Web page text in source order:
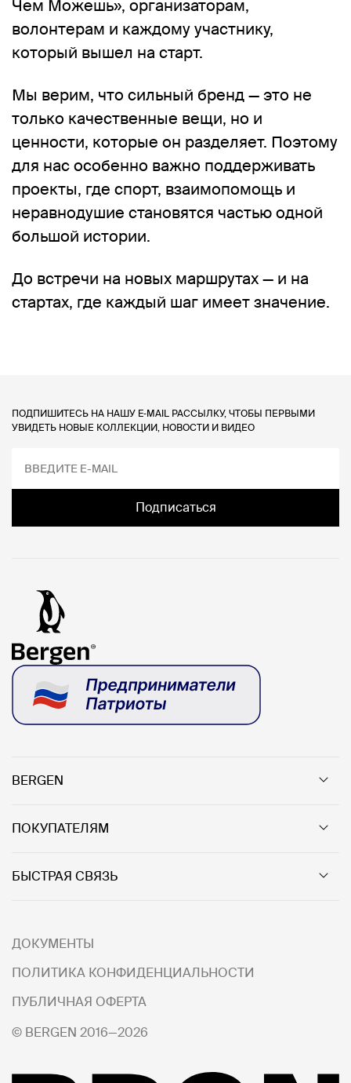
Чем Можешь», организаторам,
волонтерам и каждому участнику,
который вышел на старт.
Мы верим, что сильный бренд — это не
только качественные вещи, но и
ценности, которые он разделяет. Поэтому
для нас особенно важно поддерживать
проекты, где спорт, взаимопомощь и
неравнодушие становятся частью одной
большой истории.
До встречи на новых маршрутах — и на
стартах, где каждый шаг имеет значение.
ПОДПИШИТЕСЬ НА НАШУ E‑MAIL РАССЫЛКУ, ЧТОБЫ ПЕРВЫМИ
УВИДЕТЬ НОВЫЕ КОЛЛЕКЦИИ, НОВОСТИ И ВИДЕО
Подписаться
BERGEN
ПОКУПАТЕЛЯМ
БЫСТРАЯ СВЯЗЬ
ДОКУМЕНТЫ
ПОЛИТИКА КОНФИДЕНЦИАЛЬНОСТИ
ПУБЛИЧНАЯ ОФЕРТА
© BERGEN 2016—2026